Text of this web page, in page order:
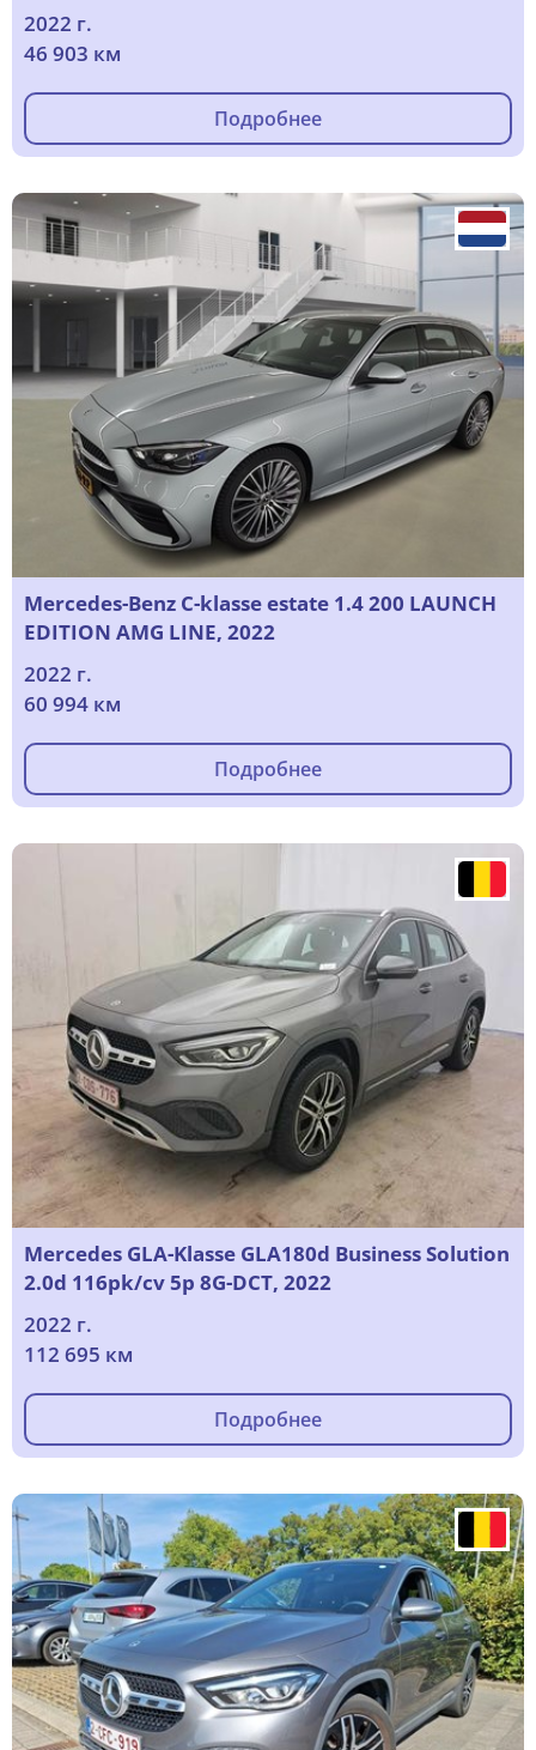
2022 г.
46 903 км
Подробнее
Mercedes-Benz C-klasse estate 1.4 200 LAUNCH
EDITION AMG LINE, 2022
2022 г.
60 994 км
Подробнее
Mercedes GLA-Klasse GLA180d Business Solution
2.0d 116pk/cv 5p 8G-DCT, 2022
2022 г.
112 695 км
Подробнее